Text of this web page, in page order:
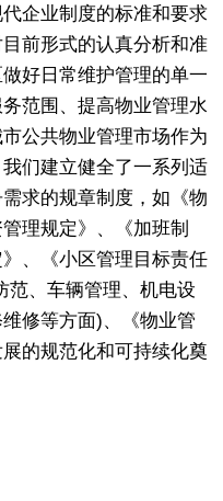
企业制度的标准和要求
前形式的认真分析和准
好日常维护管理的单一
范围、提高物业管理水
公共物业管理市场作为
们建立健全了一系列适
求的规章制度，如《物
理规定》、《加班制
、《小区管理目标责任
范、车辆管理、机电设
修等方面)、《物业管
的规范化和可持续化奠